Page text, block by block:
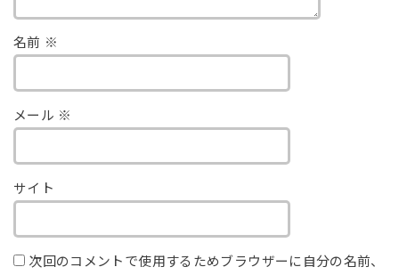
名前 ※
メール ※
サイト
次回のコメントで使用するためブラウザーに自分の名前、